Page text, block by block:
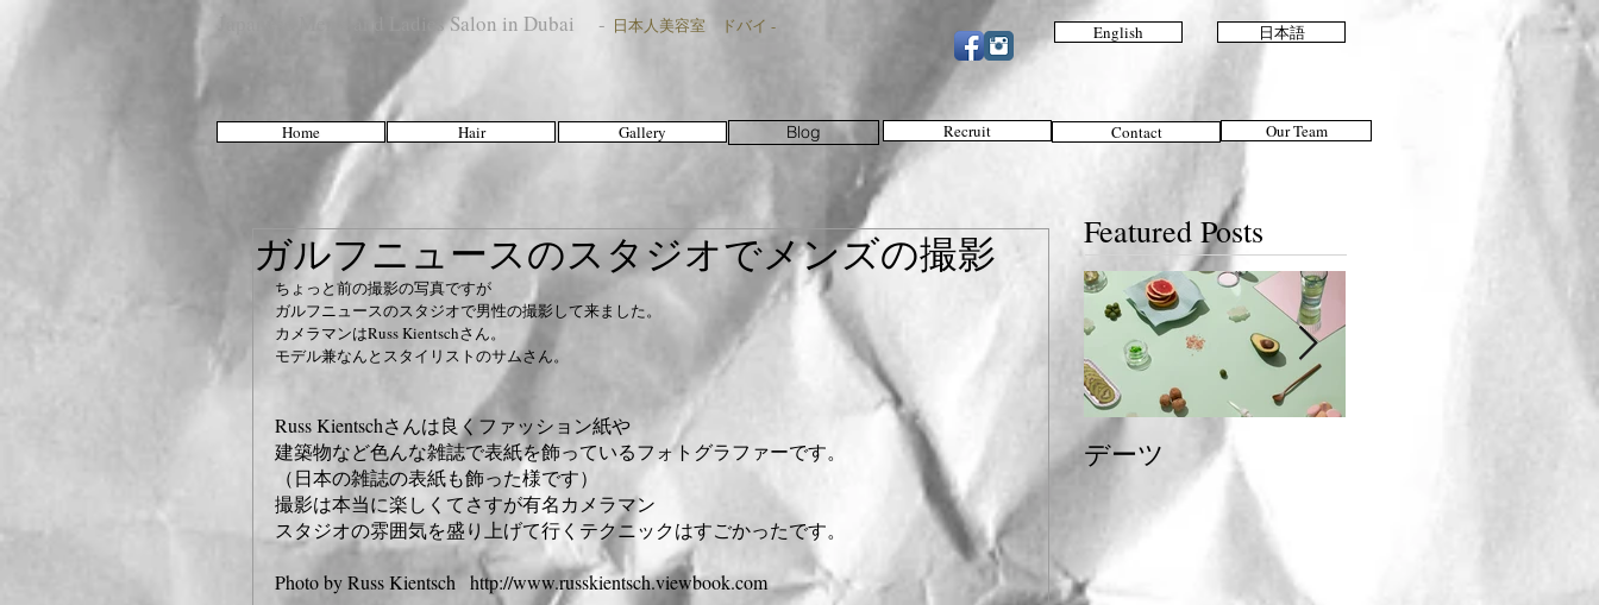
Japanese Men's and Ladies Salon in Dubai - 日本人美容室 ドバイ -
Home Hair Gallery Blog Recruit Contact Our Team
ガルフニュースのスタジオでメンズの撮影
ちょっと前の撮影の写真ですが
ガルフニュースのスタジオで男性の撮影して来ました。
カメラマンはRuss Kientschさん。
モデル兼なんとスタイリストのサムさん。
Russ Kientschさんは良くファッション紙や
建築物など色んな雑誌で表紙を飾っているフォトグラファーです。
（日本の雑誌の表紙も飾った様です）
撮影は本当に楽しくてさすが有名カメラマン
スタジオの雰囲気を盛り上げて行くテクニックはすごかったです。
Photo by Russ Kientsch   http://www.russkientsch.viewbook.com
Featured Posts
デーツ
English 日本語